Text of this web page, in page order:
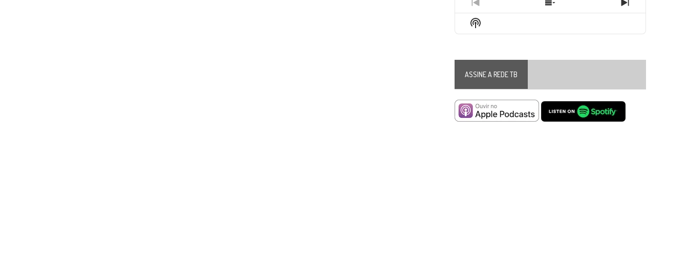
Previous
Episode
Show
Episodes
Next
Episode
Show
Podcast
ASSINE A REDE TB